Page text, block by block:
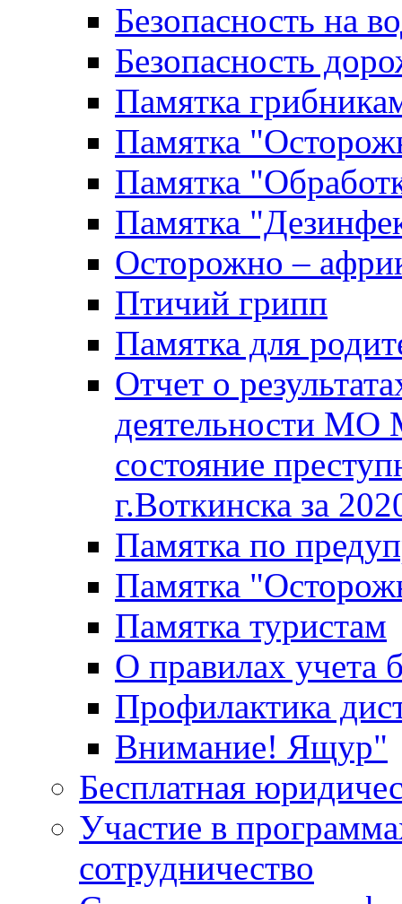
Безопасность на
Безопасность
Памятка
Памятка
Памятка
Памятка
Осторожно –
Птичий грипп
Памятка для
Отчет о
деятельности МО
состояние
г.Воткинска за
Памятка по
Памятка
Памятка туристам
О правилах учета
Профилактика
Внимание! Ящур"
Бесплатная
Участие в
сотрудничество